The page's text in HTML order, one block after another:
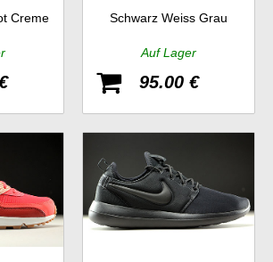
Creme
Pegasus 89
Schwarz Weiss Grau
Auf Lager
95.00 €